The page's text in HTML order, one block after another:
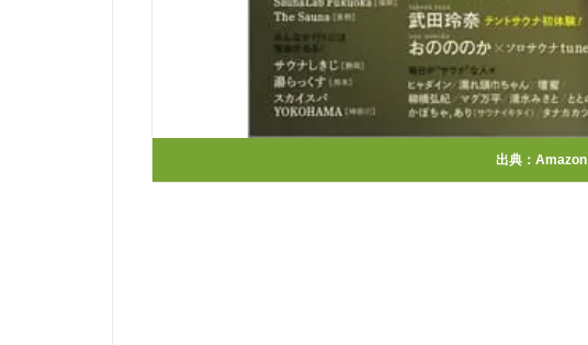
出典： Amazon